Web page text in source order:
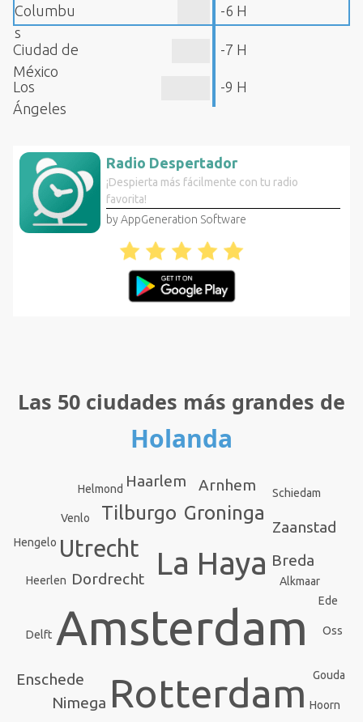
Columbu
s
-6 H
Ciudad de
México
-7 H
Los
Ángeles
-9 H
Radio Despertador
¡Despierta más fácilmente con tu radio
favorita!
by AppGeneration Software
Las 50 ciudades más grandes de
Holanda
Amsterdam
Rotterdam
La Haya
Utrecht
Tilburgo Groninga
Breda
Nimega
Enschede
Haarlem Arnhem
Zaanstad
Dordrecht
Delft
Alkmaar
Heerlen
Venlo
Hengelo
Oss
Schiedam
Helmond
Gouda
Hoorn
Ede